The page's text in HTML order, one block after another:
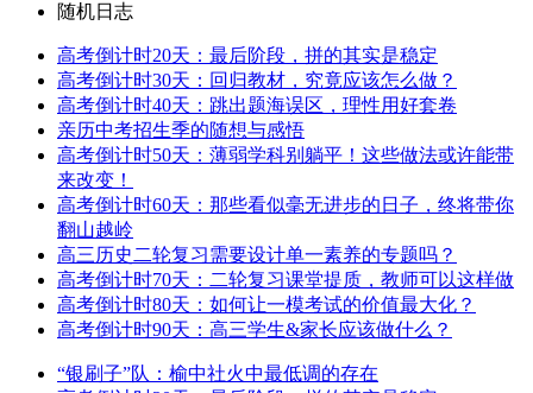
随机日志
高考倒计时20天：最后阶段，拼的其实是稳定
高考倒计时30天：回归教材，究竟应该怎么做？
高考倒计时40天：跳出题海误区，理性用好套卷
亲历中考招生季的随想与感悟
高考倒计时50天：薄弱学科别躺平！这些做法或许能带
来改变！
高考倒计时60天：那些看似毫无进步的日子，终将带你
翻山越岭
高三历史二轮复习需要设计单一素养的专题吗？
高考倒计时70天：二轮复习课堂提质，教师可以这样做
高考倒计时80天：如何让一模考试的价值最大化？
高考倒计时90天：高三学生&家长应该做什么？
“银刷子”队：榆中社火中最低调的存在